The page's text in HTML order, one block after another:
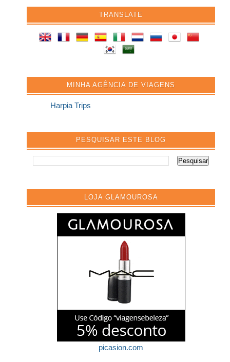
TRANSLATE
MINHA AGÊNCIA DE VIAGENS
Harpia Trips
PESQUISAR ESTE BLOG
LOJA GLAMOUROSA
picasion.com